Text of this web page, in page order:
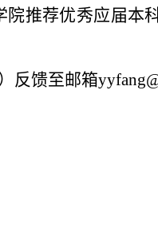
院推荐优秀应届本
） 反馈至邮箱yyfang